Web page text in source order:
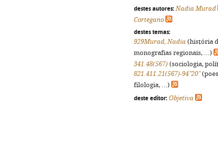
destes autores: Nadia Murad
Cortegano
destes temas:
929Murad, Nadia (história
monografias regionais, ...)
341.48(567) (sociologia,
821.411.21(567)-94"20"
filologia, ...)
deste editor: Objetiva